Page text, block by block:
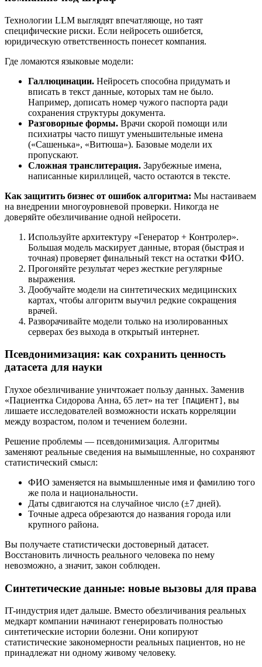
Технологии LLM выглядят впечатляюще, но таят
специфические риски. Если нейросеть ошибется,
юридическую ответственность понесет компания.
Где ломаются языковые модели:
Галлюцинации. Нейросеть способна придумать и
вписать в текст данные, которых там не было.
Например, дописать номер чужого паспорта ради
сохранения структуры документа.
Разговорные формы. Врачи скорой помощи или
психиатры часто пишут уменьшительные имена
(«Сашенька», «Витюша»). Базовые модели их
пропускают.
Сложная транслитерация. Зарубежные имена,
написанные кириллицей, часто остаются в тексте.
Как защитить бизнес от ошибок алгоритма: Мы настаиваем
на внедрении многоуровневой проверки. Никогда не
доверяйте обезличивание одной нейросети.
Используйте архитектуру «Генератор + Контролер».
Большая модель маскирует данные, вторая (быстрая и
точная) проверяет финальный текст на остатки ФИО.
Прогоняйте результат через жесткие регулярные
выражения.
Дообучайте модели на синтетических медицинских
картах, чтобы алгоритм выучил редкие сокращения
врачей.
Разворачивайте модели только на изолированных
серверах без выхода в открытый интернет.
Псевдонимизация: как сохранить ценность
датасета для науки
Глухое обезличивание уничтожает пользу данных. Заменив
«Пациентка Сидорова Анна, 65 лет» на тег
[ПАЦИЕНТ] , вы
лишаете исследователей возможности искать корреляции
между возрастом, полом и течением болезни.
Решение проблемы — псевдонимизация. Алгоритмы
заменяют реальные сведения на вымышленные, но сохраняют
статистический смысл:
ФИО заменяется на вымышленные имя и фамилию того
же пола и национальности.
Даты сдвигаются на случайное число (±7 дней).
Точные адреса обрезаются до названия города или
крупного района.
Вы получаете статистически достоверный датасет.
Восстановить личность реального человека по нему
невозможно, а значит, закон соблюден.
Синтетические данные: новые вызовы для права
IT-индустрия идет дальше. Вместо обезличивания реальных
медкарт компании начинают генерировать полностью
синтетические истории болезни. Они копируют
статистические закономерности реальных пациентов, но не
принадлежат ни одному живому человеку.